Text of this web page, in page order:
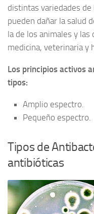
distintas variedades
pueden dañar la salud
la de los animales y las
medicina, veterinaria y
Los principios activos
tipos:
Amplio espectro.
Pequeño espectro.
Tipos de
antibióticas